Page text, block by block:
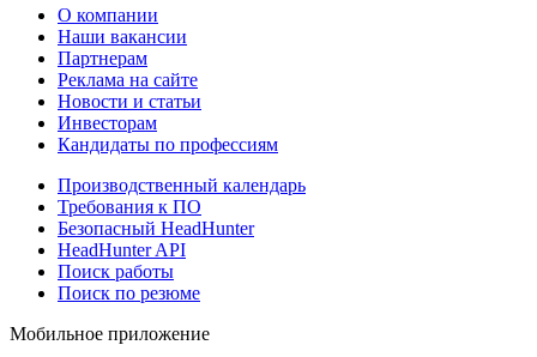
О компании
Наши вакансии
Партнерам
Реклама на сайте
Новости и статьи
Инвесторам
Кандидаты по профессиям
Производственный календарь
Требования к ПО
Безопасный HeadHunter
HeadHunter API
Поиск работы
Поиск по резюме
Мобильное приложение